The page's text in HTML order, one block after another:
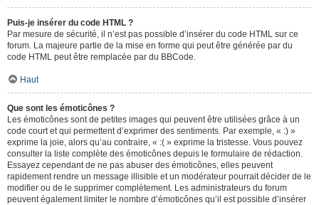
Puis-je insérer du code HTML ?
Par mesure de sécurité, il n’est pas possible d’insérer du code HTML sur ce
forum. La majeure partie de la mise en forme qui peut être générée par du
code HTML peut être remplacée par du BBCode.
Haut
Que sont les émoticônes ?
Les émoticônes sont de petites images qui peuvent être utilisées grâce à un
code court et qui permettent d’exprimer des sentiments. Par exemple, « :) »
exprime la joie, alors qu’au contraire, « :( » exprime la tristesse. Vous pouvez
consulter la liste complète des émoticônes depuis le formulaire de rédaction.
Essayez cependant de ne pas abuser des émoticônes, elles peuvent
rapidement rendre un message illisible et un modérateur pourrait décider de le
modifier ou de le supprimer complètement. Les administrateurs du forum
peuvent également limiter le nombre d’émoticônes qu’il est possible d’insérer